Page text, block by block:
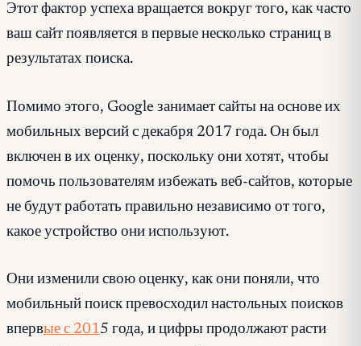
Этот фактор успеха вращается вокруг того, как часто
ваш сайт появляется в первые несколько страниц в
результатах поиска.
Помимо этого, Google занимает сайты на основе их
мобильных версий с декабря 2017 года. Он был
включен в их оценку, поскольку они хотят, чтобы
помочь пользователям избежать веб-сайтов, которые
не будут работать правильно независимо от того,
какое устройство они используют.
Они изменили свою оценку, как они поняли, что
мобильный поиск превосходил настольных поисков
впервые с 2015 года, и цифры продолжают расти